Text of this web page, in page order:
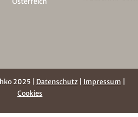
2025 | Datenschutz| Impressum
Cookies